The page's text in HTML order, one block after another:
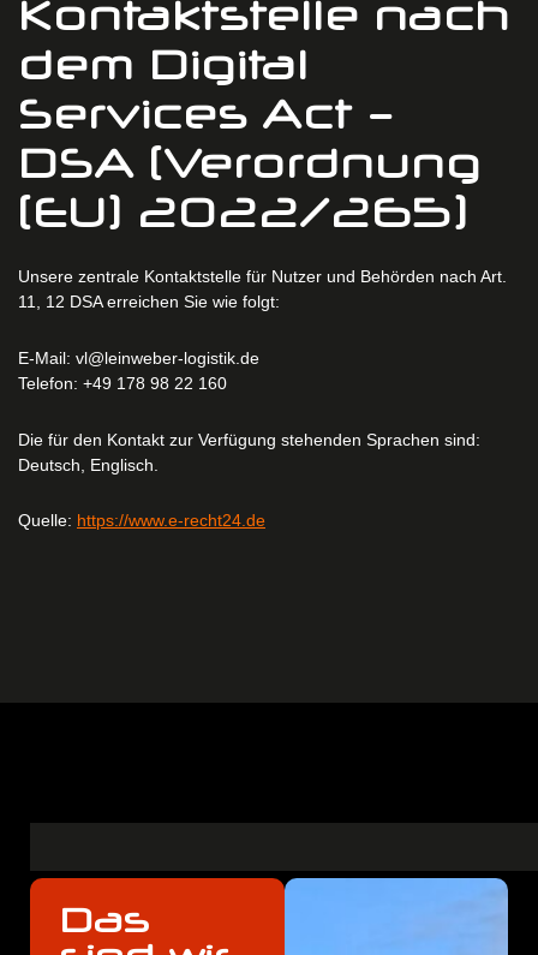
Kontaktstelle nach
dem Digital
Services Act –
DSA (Verordnung
(EU) 2022/265)
Unsere zentrale Kontaktstelle für Nutzer und Behörden nach Art.
11, 12 DSA erreichen Sie wie folgt:
E-Mail: vl@leinweber-logistik.de
Telefon: +49 178 98 22 160
Die für den Kontakt zur Verfügung stehenden Sprachen sind:
Deutsch, Englisch.
Quelle: https://www.e-recht24.de
Das